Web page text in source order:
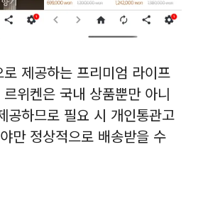
제공하는 프리미엄 라이프
위켄은 국내 상품뿐만 아니
공하므로 필요 시 개인통관고
만 정상적으로 배송받을 수